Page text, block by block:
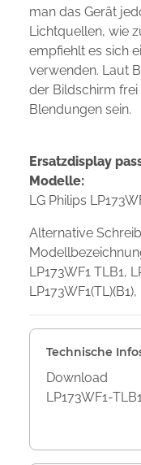
man das Gerät
Lichtquellen, wie
empfiehlt es sich
verwenden. Laut
der Bildschirm
Blendungen sein.
Ersatzdisplay
Modelle:
LG Philips
Alternative
LP173WF1 TLB1,
Technische
Download
LP173WF1-